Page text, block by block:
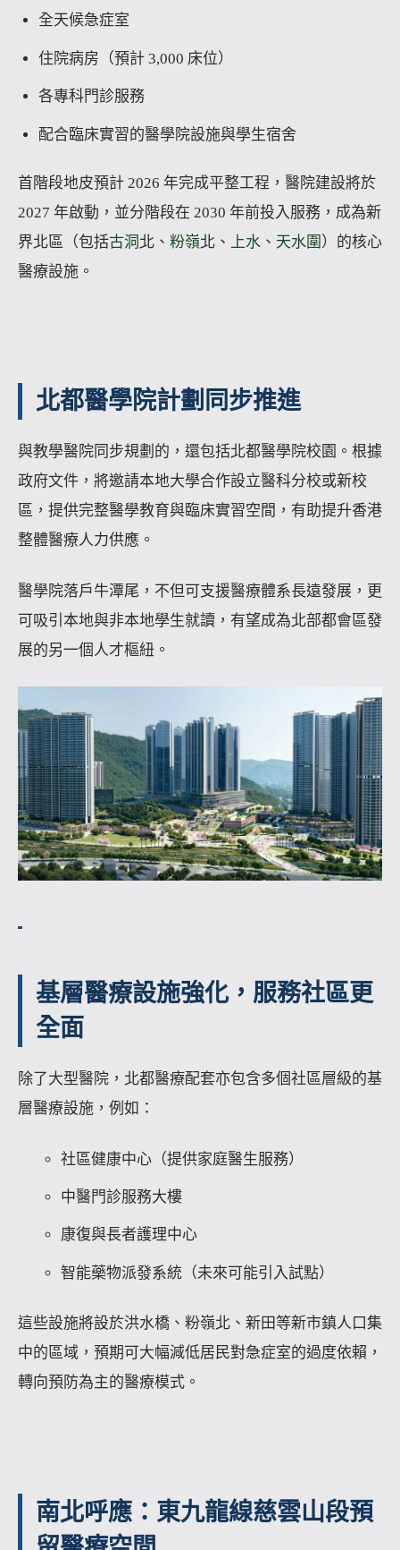
全天候急症室
住院病房（預計 3,000 床位）
各專科門診服務
配合臨床實習的醫學院設施與學生宿舍
首階段地皮預計 2026 年完成平整工程，醫院建設將於
2027 年啟動，並分階段在 2030 年前投入服務，成為新
界北區（包括古洞 北、 粉嶺北、 上水 、 天水圍 ）的核心
醫療設施。
北都醫學院計劃同步推進
與教學醫院同步規劃的，還包括北都醫學院校園。根據
政府文件，將邀請本地大學合作設立醫科分校或新校
區，提供完整醫學教育與臨床實習空間，有助提升香港
整體醫療人力供應。
醫學院落戶牛潭尾，不但可支援醫療體系長遠發展，更
可吸引本地與非本地學生就讀，有望成為北部都會區發
展的另一個人才樞紐。
基層醫療設施強化，服務社區更
全面
除了大型醫院，北都醫療配套亦包含多個社區層級的基
層醫療設施，例如：
社區健康中心（提供家庭醫生服務）
中醫門診服務大樓
康復與長者護理中心
智能藥物派發系統（未來可能引入試點）
這些設施將設於洪水橋、粉嶺北、新田等新市鎮人口集
中的區域，預期可大幅減低居民對急症室的過度依賴，
轉向預防為主的醫療模式。
南北呼應：東九龍線慈雲山段預